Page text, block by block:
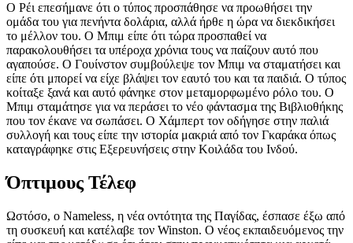
Ο Ρέι επεσήμανε ότι ο τύπος προσπάθησε να προωθήσει την
ομάδα του για πενήντα δολάρια, αλλά ήρθε η ώρα να διεκδικήσει
το μέλλον του. Ο Μπιμ είπε ότι τώρα προσπαθεί να
παρακολουθήσει τα υπέροχα χρόνια τους να παίζουν αυτό που
αγαπούσε. Ο Γουίνστον συμβούλεψε τον Μπιμ να σταματήσει και
είπε ότι μπορεί να είχε βλάψει τον εαυτό του και τα παιδιά. Ο τύπος
κοίταξε ξανά και αυτό φάνηκε στον μεταμορφωμένο ρόλο του. Ο
Μπιμ σταμάτησε για να περάσει το νέο φάντασμα της Βιβλιοθήκης
που τον έκανε να σωπάσει. Ο Χάμπερτ τον οδήγησε στην παλιά
συλλογή και τους είπε την ιστορία μακριά από τον Γκαράκα όπως
καταγράφηκε στις Εξερευνήσεις στην Κοιλάδα του Ινδού.
Όπτιμους Τέλεφ
Ωστόσο, ο Nameless, η νέα οντότητα της Παγίδας, έσπασε έξω από
τη συσκευή και κατέλαβε τον Winston. Ο νέος εκπαιδευόμενος την